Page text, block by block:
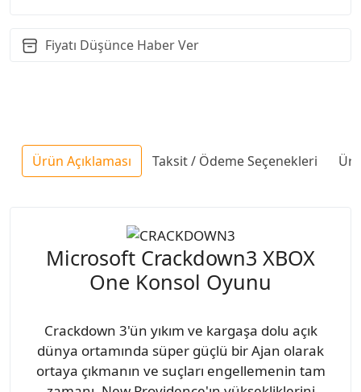
Fiyatı Düşünce Haber Ver
Ürün Açıklaması Taksit / Ödeme Seçenekleri
Microsoft Crackdown3 XBOX
One Konsol Oyunu
Crackdown 3'ün yıkım ve kargaşa dolu açık
dünya ortamında süper güçlü bir Ajan olarak
ortaya çıkmanın ve suçları engellemenin tam